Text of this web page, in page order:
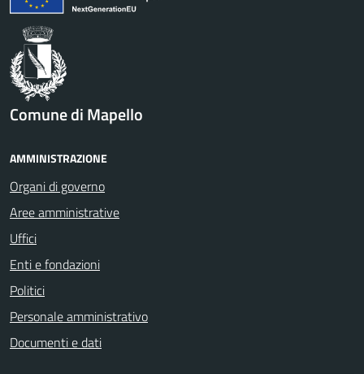
Comune di Mapello
AMMINISTRAZIONE
Organi di governo
Aree amministrative
Uffici
Enti e fondazioni
Politici
Personale amministrativo
Documenti e dati